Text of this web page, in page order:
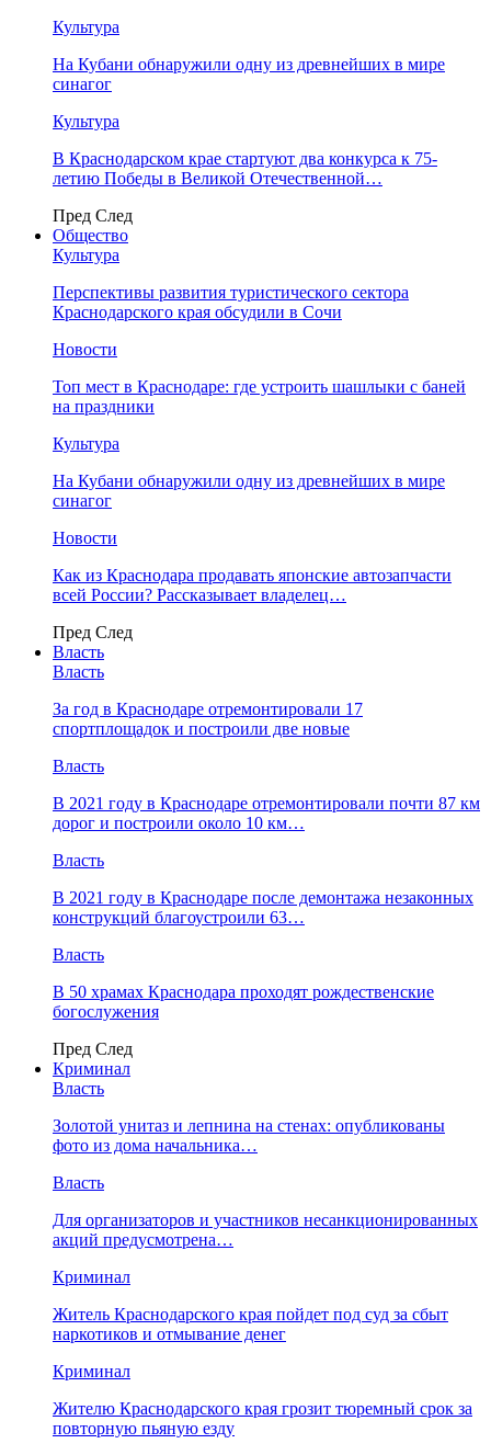
Культура
На Кубани обнаружили одну из древнейших в мире
синагог
Культура
В Краснодарском крае стартуют два конкурса к 75-
летию Победы в Великой Отечественной…
Пред След
Общество
Культура
Перспективы развития туристического сектора
Краснодарского края обсудили в Сочи
Новости
Топ мест в Краснодаре: где устроить шашлыки с баней
на праздники
Культура
На Кубани обнаружили одну из древнейших в мире
синагог
Новости
Как из Краснодара продавать японские автозапчасти
всей России? Рассказывает владелец…
Пред След
Власть
Власть
За год в Краснодаре отремонтировали 17
спортплощадок и построили две новые
Власть
В 2021 году в Краснодаре отремонтировали почти 87 км
дорог и построили около 10 км…
Власть
В 2021 году в Краснодаре после демонтажа незаконных
конструкций благоустроили 63…
Власть
В 50 храмах Краснодара проходят рождественские
богослужения
Пред След
Криминал
Власть
​Золотой унитаз и лепнина на стенах: опубликованы
фото из дома начальника…
Власть
Для организаторов и участников несанкционированных
акций предусмотрена…
Криминал
Житель Краснодарского края пойдет под суд за сбыт
наркотиков и отмывание денег
Криминал
Жителю Краснодарского края грозит тюремный срок за
повторную пьяную езду